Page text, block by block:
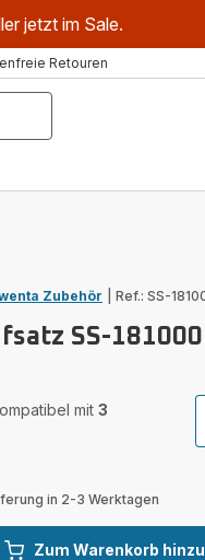
jetzt im Sale.
Retouren
Zubehör Ref.: SS-
SS-
mit 3
in 2-3 Werktagen
Zum Warenkorb